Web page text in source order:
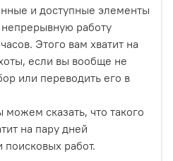
и доступные элементы
работу
Этого вам хватит на
если вы вообще не
или переводить его в
сказать, что такого
на пару дней
работ.